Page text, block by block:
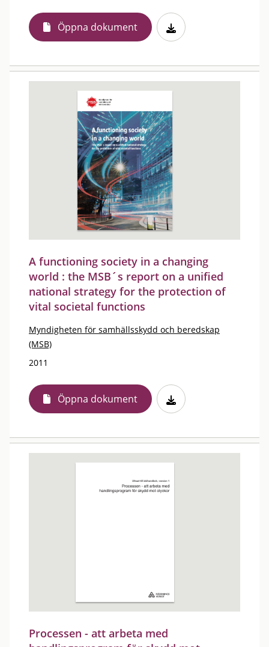
Öppna dokument
A functioning society in a changing
world : the MSB´s report on a unified
national strategy for the protection of
vital societal functions
Myndigheten för samhällsskydd och beredskap
(MSB)
2011
Öppna dokument
Processen - att arbeta med